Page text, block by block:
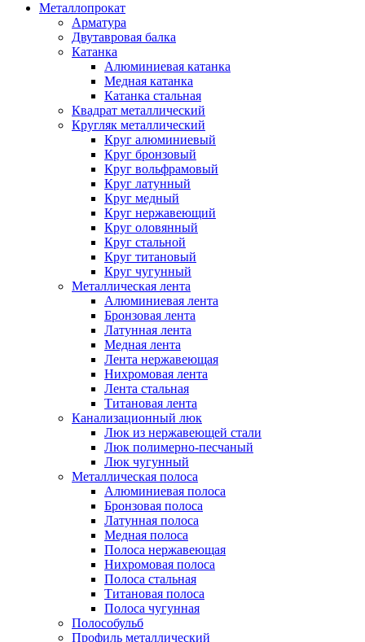
Металлопрокат
Арматура
Двутавровая балка
Катанка
Алюминиевая катанка
Медная катанка
Катанка стальная
Квадрат металлический
Кругляк металлический
Круг алюминиевый
Круг бронзовый
Круг вольфрамовый
Круг латунный
Круг медный
Круг нержавеющий
Круг оловянный
Круг стальной
Круг титановый
Круг чугунный
Металлическая лента
Алюминиевая лента
Бронзовая лента
Латунная лента
Медная лента
Лента нержавеющая
Нихромовая лента
Лента стальная
Титановая лента
Канализационный люк
Люк из нержавеющей стали
Люк полимерно-песчаный
Люк чугунный
Металлическая полоса
Алюминиевая полоса
Бронзовая полоса
Латунная полоса
Медная полоса
Полоса нержавеющая
Нихромовая полоса
Полоса стальная
Титановая полоса
Полоса чугунная
Полособульб
Профиль металлический